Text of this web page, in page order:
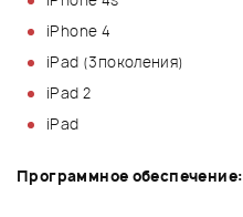
iPhone 4
iPad (3поколения)
iPad 2
iPad
Программное обеспечение: